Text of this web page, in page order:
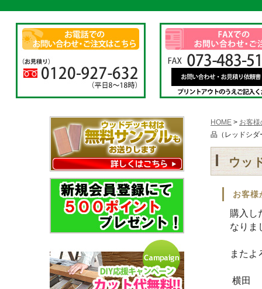
HOME > お客
品（レッドシ
ウッ
お客様
購入し
なりま
またよ
横田